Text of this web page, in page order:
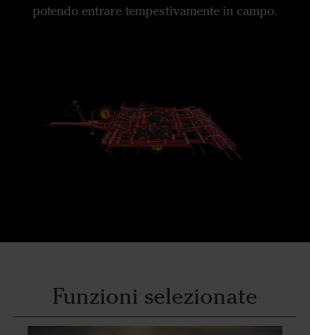
potendo entrare tempestivamente in campo.
Funzioni selezionate